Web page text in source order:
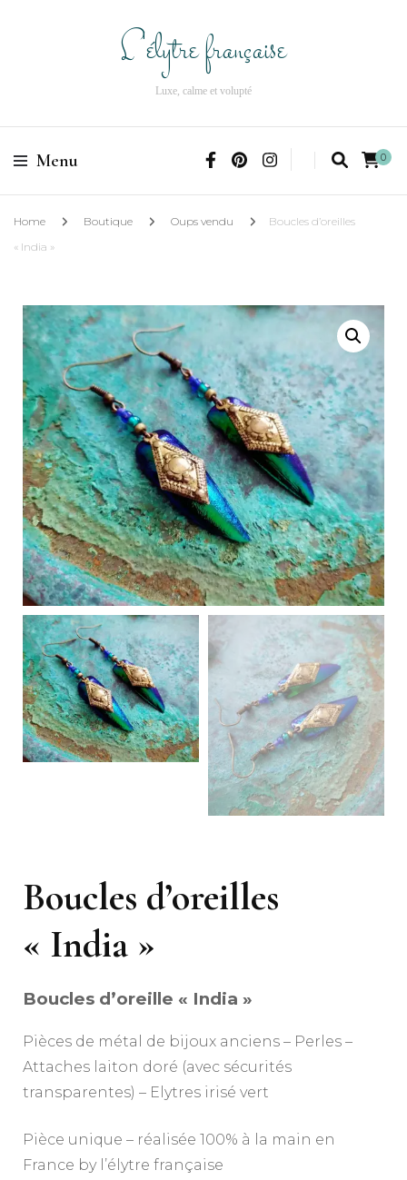
L'élytre française
Luxe, calme et volupté
Menu 0
Home Boutique Oups vendu
Boucles d’oreilles
« India »
Boucles d’oreilles
« India »
Boucles d’oreille « India »
Pièces de métal de bijoux anciens – Perles –
Attaches laiton doré (avec sécurités
transparentes) – Elytres irisé vert
Pièce unique – réalisée 100% à la main en
France by l’élytre française